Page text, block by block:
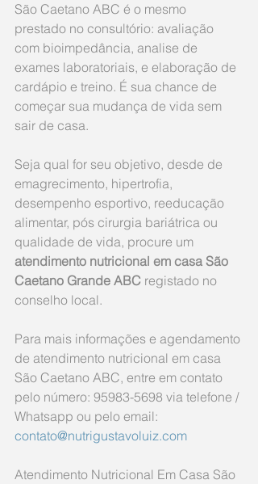
São Caetano ABC é o mesmo
prestado no consultório: avaliação
com bioimpedância, analise de
exames laboratoriais, e elaboração de
cardápio e treino. É sua chance de
começar sua mudança de vida sem
sair de casa.
Seja qual for seu objetivo, desde de
emagrecimento, hipertrofia,
desempenho esportivo, reeducação
alimentar, pós cirurgia bariátrica ou
qualidade de vida, procure um
atendimento nutricional em casa São
Caetano Grande ABC registado no
conselho local.​​​
Para mais informações e agendamento
de atendimento nutricional em casa
São Caetano ABC, entre em contato
pelo número: 95983-5698 via telefone /
Whatsapp ou pelo email:
contato@nutrigustavoluiz.com
Atendimento Nutricional Em Casa São